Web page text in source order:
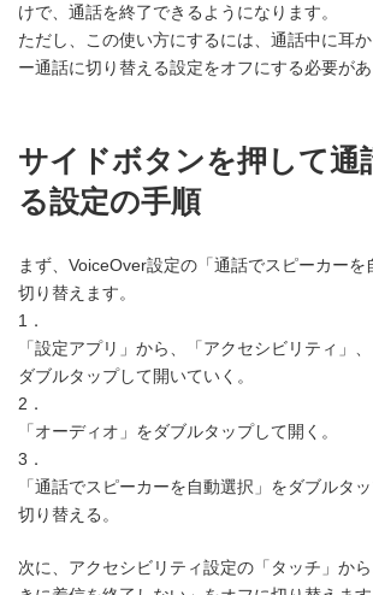
けで、通話を終了できるようになります。
ただし、この使い方にするには、通話中に耳
ー通話に切り替える設定をオフにする必要があ
サイドボタンを押して通
る設定の手順
まず、VoiceOver設定の「通話でスピーカーを
切り替えます。
1．
「設定アプリ」から、「アクセシビリティ」
ダブルタップして開いていく。
2．
「オーディオ」をダブルタップして開く。
3．
「通話でスピーカーを自動選択」をダブルタ
切り替える。
次に、アクセシビリティ設定の「タッチ」か